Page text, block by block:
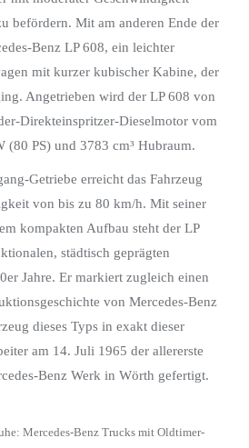
befördern. Mit am anderen Ende der
Benz LP 608, ein leichter
mit kurzer kubischer Kabine, der
Angetrieben wird der LP 608 von
Direkteinspritzer-Dieselmotor vom
PS) und 3783 cm³ Hubraum.
Getriebe erreicht das Fahrzeug
von bis zu 80 km/h. Mit seiner
kompakten Aufbau steht der LP
städtisch geprägten
Jahre. Er markiert zugleich einen
von Mercedes-Benz
dieses Typs in exakt dieser
am 14. Juli 1965 der allererste
Benz Werk in Wörth gefertigt.
Mercedes-Benz Trucks mit Oldtimer-